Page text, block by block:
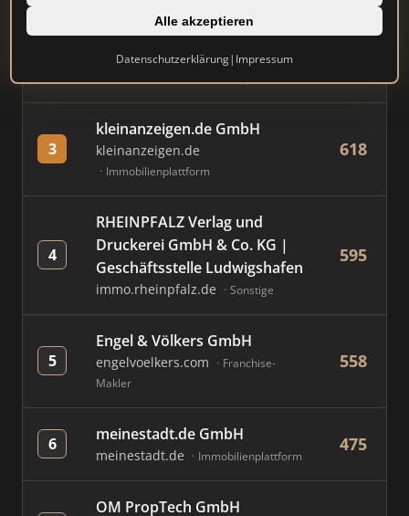
Alle akzeptieren
Datenschutzerklärung| Impressum
AVIV Germany GmbH
3
kleinanzeigen.de GmbH
kleinanzeigen.de
Immobilienplattform
618
4
RHEINPFALZ Verlag und
Druckerei GmbH & Co. KG |
Geschäftsstelle Ludwigshafen
immo.rheinpfalz.de Sonstige
595
5
Engel & Völkers GmbH
engelvoelkers.com
Franchise-
Makler
558
6 meinestadt.de GmbH
meinestadt.de Immobilienplattform
475
OM PropTech GmbH